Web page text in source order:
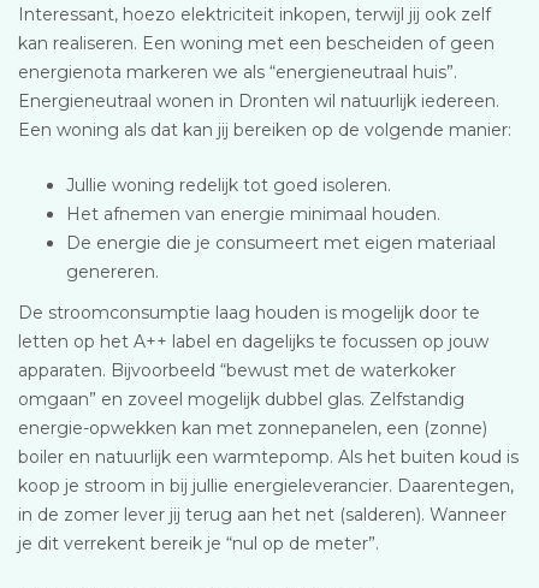
Interessant, hoezo elektriciteit inkopen, terwijl jij ook zelf
kan realiseren. Een woning met een bescheiden of geen
energienota markeren we als “energieneutraal huis”.
Energieneutraal wonen in Dronten wil natuurlijk iedereen.
Een woning als dat kan jij bereiken op de volgende manier:
Jullie woning redelijk tot goed isoleren.
Het afnemen van energie minimaal houden.
De energie die je consumeert met eigen materiaal
genereren.
De stroomconsumptie laag houden is mogelijk door te
letten op het A++ label en dagelijks te focussen op jouw
apparaten. Bijvoorbeeld “bewust met de waterkoker
omgaan” en zoveel mogelijk dubbel glas. Zelfstandig
energie-opwekken kan met zonnepanelen, een (zonne)
boiler en natuurlijk een warmtepomp. Als het buiten koud is
koop je stroom in bij jullie energieleverancier. Daarentegen,
in de zomer lever jij terug aan het net (salderen). Wanneer
je dit verrekent bereik je “nul op de meter”.